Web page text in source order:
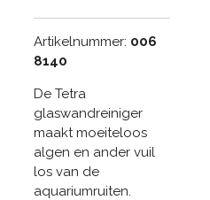
Artikelnummer: 006
8140
De Tetra
glaswandreiniger
maakt moeiteloos
algen en ander vuil
los van de
aquariumruiten.